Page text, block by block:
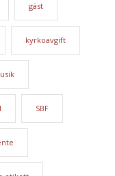
gäst
kyrkoavgift
SBF